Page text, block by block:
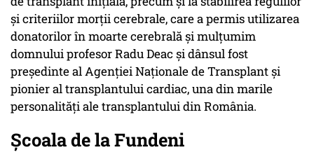
și criteriilor morții cerebrale, care a permis utilizarea
donatorilor în moarte cerebrală și mulțumim
domnului profesor Radu Deac și dânsul fost
președinte al Agenției Naționale de Transplant și
pionier al transplantului cardiac, una din marile
personalități ale transplantului din România.
Școala de la Fundeni